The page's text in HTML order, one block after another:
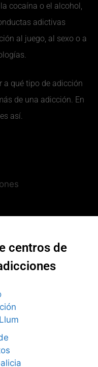
cocaína o el alcohol,
adictivas
al juego, al sexo o a
a qué tipo de adicción
de una adicción. En
así.
centros de